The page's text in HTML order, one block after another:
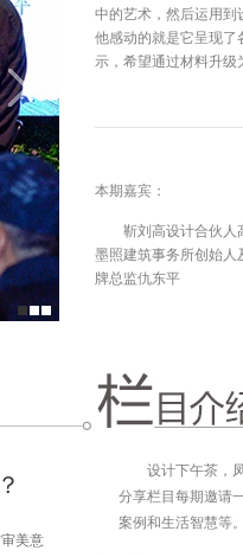
中的艺术，然后运用到
他感动的就是它呈现了
示，希望通过材料升级
本期嘉宾：
靳刘高设计合伙人
墨照建筑事务所创始人
牌总监仇东平
美意
设计下午茶，
分享栏目每期邀请
案例和生活智慧等。